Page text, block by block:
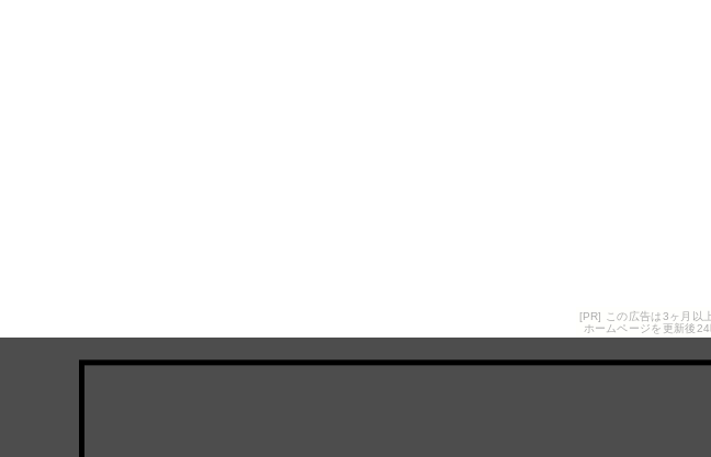
[PR] この広告は3ヶ月以
ホームページを更新後